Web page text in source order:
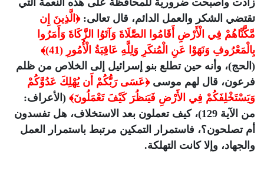
زادت وأصبحت ضرورية للمحافظة على هذه النعمة التي
تقتضي الشكر والعمل الدائم، قال تعالى:﴿الَّذِينَ إِن
مَّكَّنَّاهُمْ فِي الْأَرْضِ أَقَامُوا الصَّلَاةَ وَآتَوُا الزَّكَاةَ وَأَمَرُوا
بِالْمَعْرُوفِ وَنَهَوْا عَنِ الْمُنكَرِ وَلِلَّهِ عَاقِبَةُ الْأُمُورِ (41)﴾
(الحج)، وأنه حين تطلع بنو إسرائيل إلى الخلاص من ظلم
فرعون، قال لهم موسى﴿عَسَى رَبُّكُمْ أَن يُهْلِكَ عَدُوَّكُمْ
وَيَسْتَخْلِفَكُمْ فِي الأَرْضِ فَيَنظُرَ كَيْفَ تَعْمَلُونَ﴾ (الأعراف:
من الآية 129)، كيف تعملون بعد الاستخلاف، هل تفسدون
أم تصلحون؟، فاستمرار التمكين مرتبط باستمرار العمل
والجهاد، وإلا كانت التهلكة.